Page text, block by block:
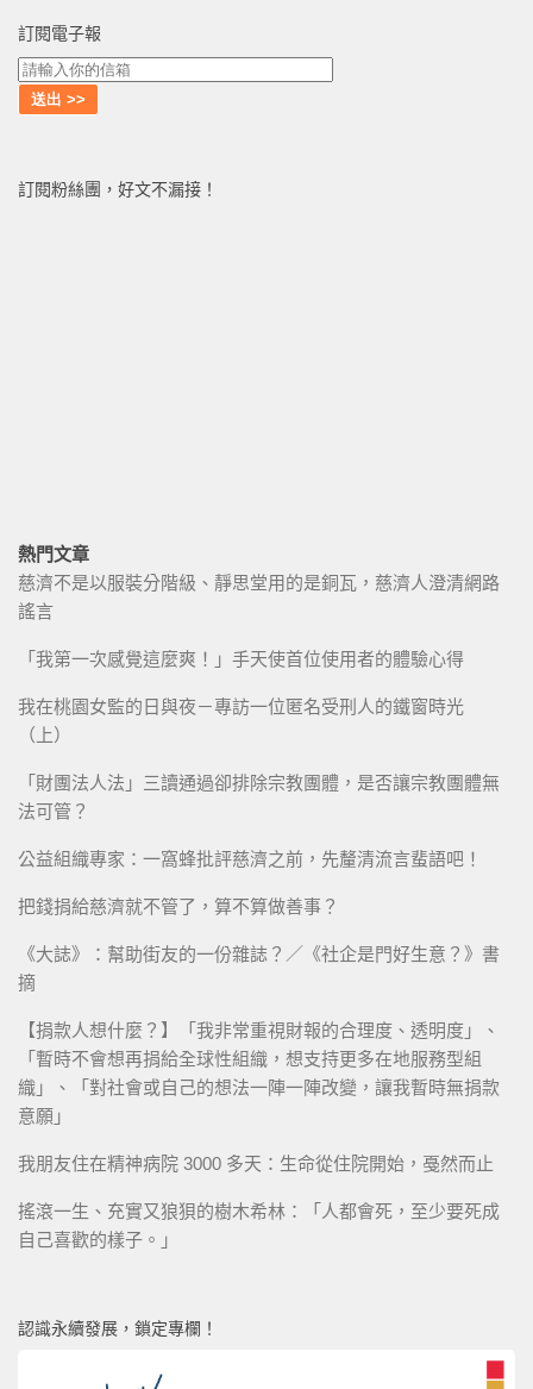
訂閱電子報
訂閱粉絲團，好文不漏接！
熱門文章
慈濟不是以服裝分階級、靜思堂用的是銅瓦，慈濟人澄清網路
謠言
「我第一次感覺這麼爽！」手天使首位使用者的體驗心得
我在桃園女監的日與夜－專訪一位匿名受刑人的鐵窗時光
（上）
「財團法人法」三讀通過卻排除宗教團體，是否讓宗教團體無
法可管？
公益組織專家：一窩蜂批評慈濟之前，先釐清流言蜚語吧！
把錢捐給慈濟就不管了，算不算做善事？
《大誌》：幫助街友的一份雜誌？／《社企是門好生意？》書
摘
【捐款人想什麼？】「我非常重視財報的合理度、透明度」、
「暫時不會想再捐給全球性組織，想支持更多在地服務型組
織」、「對社會或自己的想法一陣一陣改變，讓我暫時無捐款
意願」
我朋友住在精神病院 3000 多天：生命從住院開始，戞然而止
搖滾一生、充實又狼狽的樹木希林：「人都會死，至少要死成
自己喜歡的樣子。」
認識永續發展，鎖定專欄！